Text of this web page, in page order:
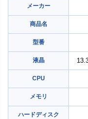
メーカー
商品名
型番
液晶
CPU
メモリ
ハードディスク